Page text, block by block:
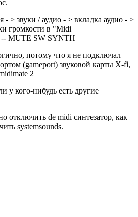
- > звуки / аудио - > вкладка аудио - >
громкости в "Midi
-- MUTE SW SYNTH
потому что я не подключал
(gameport) звуковой карты X-fi,
2
у кого-нибудь есть другие
отключить de midi синтезатор, как
systemsounds.